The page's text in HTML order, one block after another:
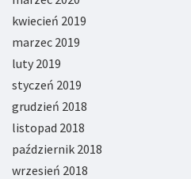
kwiecień 2019
marzec 2019
luty 2019
styczeń 2019
grudzień 2018
listopad 2018
październik 2018
wrzesień 2018